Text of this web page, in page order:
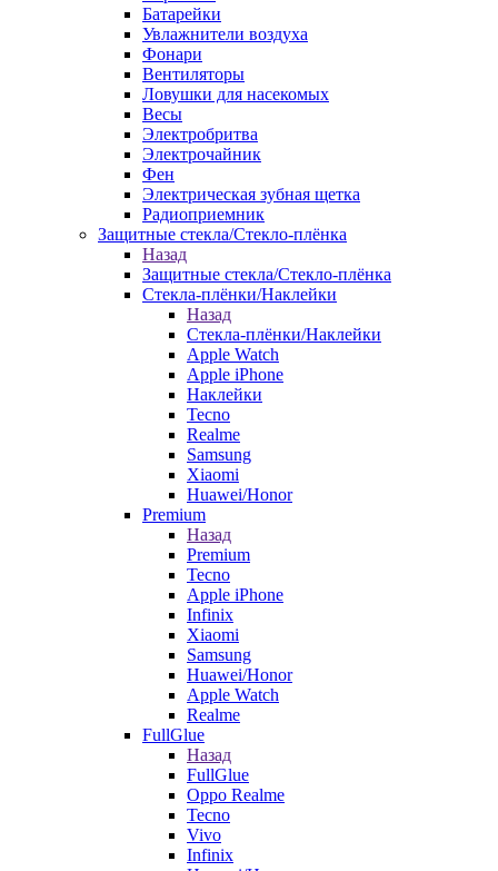
Батарейки
Увлажнители воздуха
Фонари
Вентиляторы
Ловушки для насекомых
Весы
Электробритва
Электрочайник
Фен
Электрическая зубная щетка
Радиоприемник
Защитные стекла/Стекло-плёнка
Назад
Защитные стекла/Стекло-плёнка
Стекла-плёнки/Наклейки
Назад
Стекла-плёнки/Наклейки
Apple Watch
Apple iPhone
Наклейки
Tecno
Realme
Samsung
Xiaomi
Huawei/Honor
Premium
Назад
Premium
Tecno
Apple iPhone
Infinix
Xiaomi
Samsung
Huawei/Honor
Apple Watch
Realme
FullGlue
Назад
FullGlue
Oppo Realme
Tecno
Vivo
Infinix